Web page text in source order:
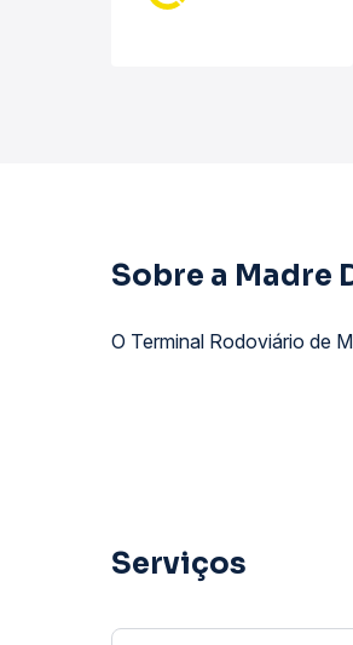
Sobre a Madre
O Terminal Rodoviário de
Serviços